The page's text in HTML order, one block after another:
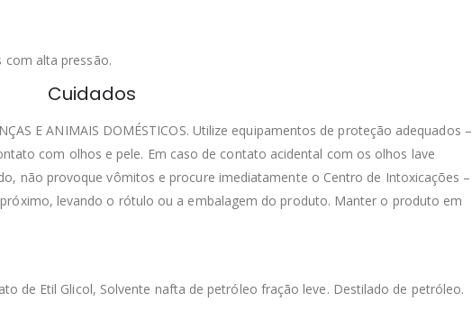
com alta pressão.
Cuidados
E ANIMAIS DOMÉSTICOS. Utilize equipamentos de proteção adequados –
com olhos e pele. Em caso de contato acidental com os olhos lave
não provoque vômitos e procure imediatamente o Centro de Intoxicações –
levando o rótulo ou a embalagem do produto. Manter o produto em
de Etil Glicol, Solvente nafta de petróleo fração leve. Destilado de petróleo.